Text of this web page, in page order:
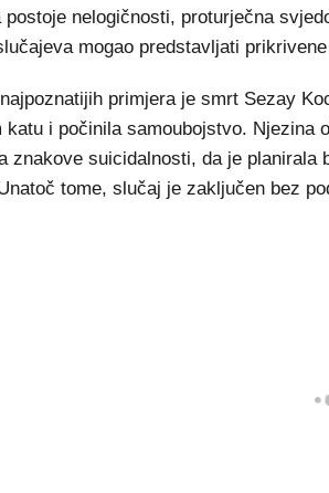
postoje nelogičnosti, proturječna
mogao predstavljati
primjera je smrt Sezay
katu i počinila samoubojstvo.
znakove suicidalnosti, da je planirala
tome, slučaj je zaključen bez